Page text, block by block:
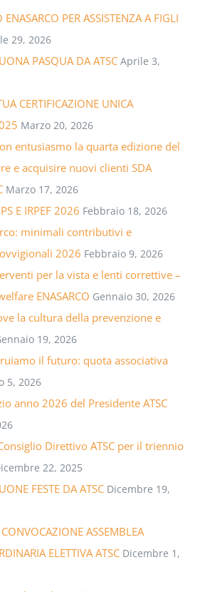
PER ASSISTENZA A FIGLI
29, 2026
PASQUA DA ATSC Aprile 3,
CERTIFICAZIONE UNICA
Marzo 20, 2026
entusiasmo la quarta edizione del
e acquisire nuovi clienti SDA
Marzo 17, 2026
E IRPEF 2026 Febbraio 18, 2026
minimali contributivi e
2026 Febbraio 9, 2026
per la vista e lenti correttive –
ENASARCO Gennaio 30, 2026
la cultura della prevenzione e
19, 2026
il futuro: quota associativa
5, 2026
anno 2026 del Presidente ATSC
Direttivo ATSC per il triennio
22, 2025
FESTE DA ATSC Dicembre 19,
ASSEMBLEA
ELETTIVA ATSC Dicembre 1,